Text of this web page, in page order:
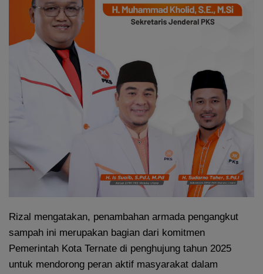
Rizal mengatakan, penambahan armada pengangkut
sampah ini merupakan bagian dari komitmen
Pemerintah Kota Ternate di penghujung tahun 2025
untuk mendorong peran aktif masyarakat dalam